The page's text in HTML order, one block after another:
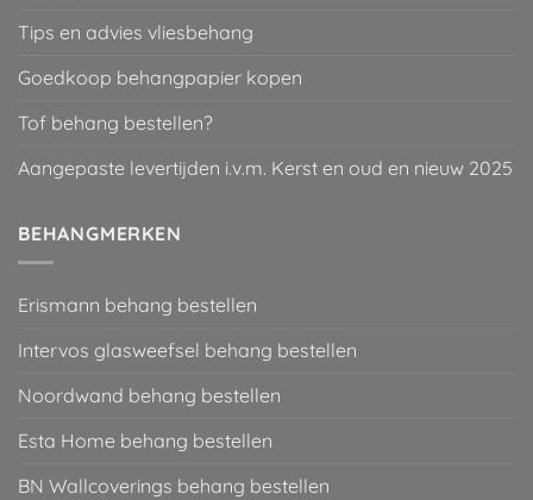
Tips en advies vliesbehang
Goedkoop behangpapier kopen
Tof behang bestellen?
Aangepaste levertijden i.v.m. Kerst en oud en nieuw 2025
BEHANGMERKEN
Erismann behang bestellen
Intervos glasweefsel behang bestellen
Noordwand behang bestellen
Esta Home behang bestellen
BN Wallcoverings behang bestellen